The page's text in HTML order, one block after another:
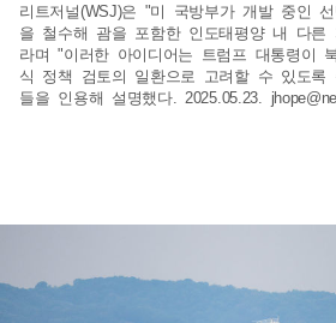
리트저널(WSJ)은 "미 국방부가 개발 중인
을 철수해 괌을 포함한 인도태평양 내 다른
라며 "이러한 아이디어는 트럼프 대통령이
식 정책 검토의 일환으로 고려할 수 있도록
들을 인용해 설명했다. 2025.05.23.